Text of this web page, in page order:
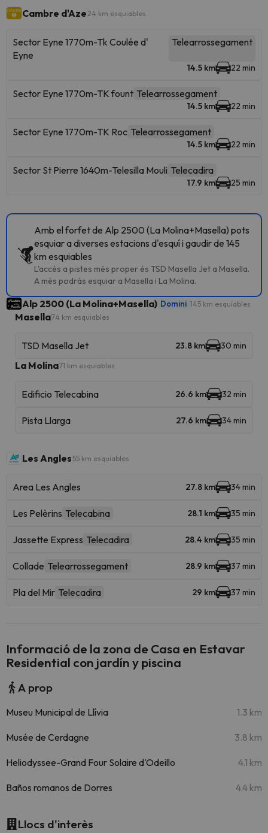
Cambre d'Aze 24 km esquiables
Sector Eyne 1770m-Tk Coulée d'
Eyne
Telearrossegament
14.5 km 22 min
Sector Eyne 1770m-TK fount Telearrossegament
14.5 km 22 min
Sector Eyne 1770m-TK Roc Telearrossegament
14.5 km 22 min
Sector St Pierre 1640m-Telesilla Mouli Telecadira
17.9 km 25 min
Amb el forfet de Alp 2500 (La Molina+Masella) pots
esquiar a diverses estacions d'esquí i gaudir de 145
km esquiables
L'accés a pistes més proper és TSD Masella Jet a Masella.
A més podràs esquiar a Masella i La Molina.
Alp 2500 (La Molina+Masella) Domini 145 km esquiables
Masella74 km esquiables
TSD Masella Jet 23.8 km 30 min
La Molina71 km esquiables
Edificio Telecabina 26.6 km 32 min
Pista Llarga 27.6 km 34 min
Les Angles 55 km esquiables
Area Les Angles 27.8 km 34 min
Les Pelèrins Telecabina 28.1 km 35 min
Jassette Express Telecadira 28.4 km 35 min
Collade Telearrossegament 28.9 km 37 min
Pla del Mir Telecadira 29 km 37 min
Informació de la zona de Casa en Estavar
Residential con jardín y piscina
A prop
Museu Municipal de Llívia 1.3 km
Musée de Cerdagne 3.8 km
Heliodyssee-Grand Four Solaire d'Odeillo 4.1 km
Baños romanos de Dorres 4.4 km
Llocs d'interès